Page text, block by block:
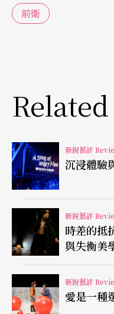
品在拿捏「公」與「
隨著難以計量的數字
視覺與聽覺所交織的
個顆粒感清晰的內心
極致，儘管鋼琴演奏
控制數字的慾望提供
的彈指之間流瀉而出
框架的素材，困住
時，所謂的規章與失
理解為何陳靈對於「
她所想脫逃而出的「
前衛
新銳藝評
沉浸體驗
新銳藝評
時差的抵
與失衡美
新銳藝評
愛是一種